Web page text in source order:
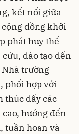
kết nối giữa
cộng đồng khởi
phát huy thế
đào tạo đến
trường
phối hợp với
thúc đẩy các
hướng đến
tuần hoàn và